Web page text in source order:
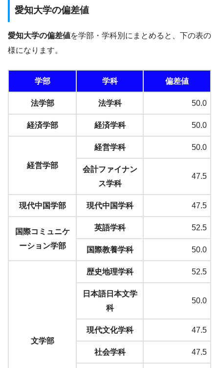
愛知大学の偏差値
愛知大学の偏差値を学部・学科別にまとめると、下の表の
様になります。
学部 学科 偏差値
法学部 法学科 50.0
経済学部 経済学科 50.0
経営学部
経営学科 50.0
会計ファイナン
ス学科
47.5
現代中国学部 現代中国学科 47.5
国際コミュニケ
ーション学部
英語学科 52.5
国際教養学科 50.0
文学部
歴史地理学科 52.5
日本語日本文学
科
50.0
現代文化学科 47.5
社会学科 47.5